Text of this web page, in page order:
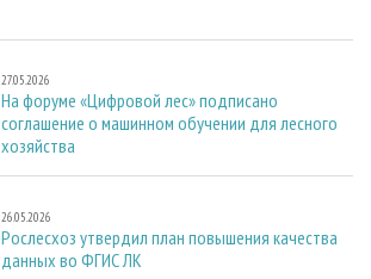
27.05.2026
На форуме «Цифровой лес» подписано
соглашение о машинном обучении для лесного
хозяйства
26.05.2026
Рослесхоз утвердил план повышения качества
данных во ФГИС ЛК